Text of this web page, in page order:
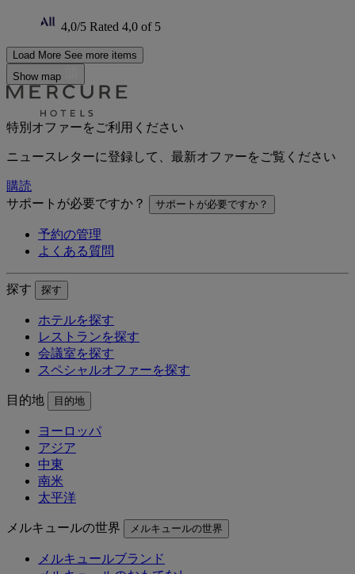
4,0/5 Rated 4,0 of 5
Load More See more items
Show map
特別オファーをご利用ください
ニュースレターに登録して、最新オファーをご覧ください
購読
サポートが必要ですか？
サポートが必要ですか？
予約の管理
よくある質問
探す 探す
ホテルを探す
レストランを探す
会議室を探す
スペシャルオファーを探す
目的地 目的地
ヨーロッパ
アジア
中東
南米
太平洋
メルキュールの世界 メルキュールの世界
メルキュールブランド